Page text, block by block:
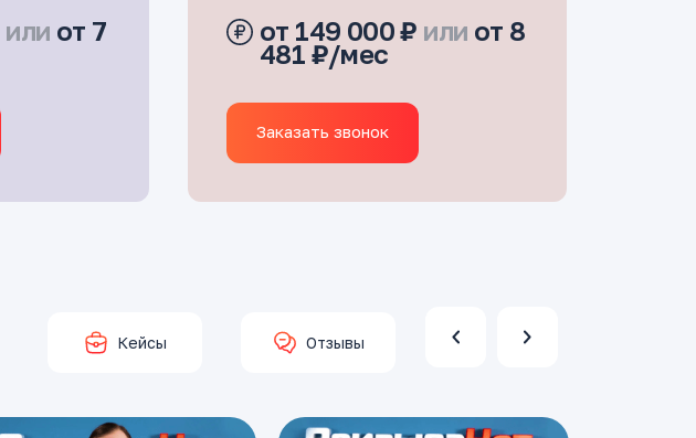
или от 7
от 149 000 ₽ или от 8
481 ₽/мес
Заказать звонок
Кейсы Отзывы